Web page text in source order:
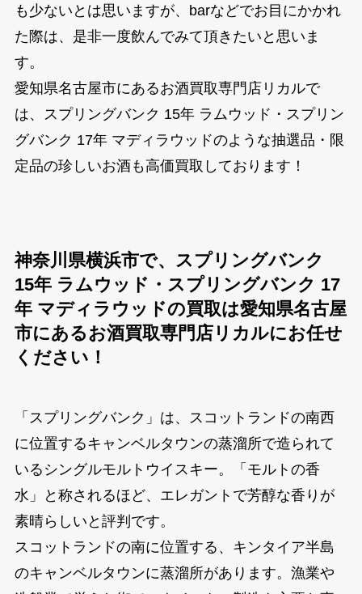
も少ないとは思いますが、barなどでお目にかかれ
た際は、是非一度飲んでみて頂きたいと思いま
す。
愛知県名古屋市にあるお酒買取専門店リカルで
は、スプリングバンク 15年 ラムウッド・スプリン
グバンク 17年 マディラウッドのような抽選品・限
定品の珍しいお酒も高価買取しております！
神奈川県横浜市で、スプリングバンク
15年 ラムウッド・スプリングバンク 17
年 マディラウッドの買取は愛知県名古屋
市にあるお酒買取専門店リカルにお任せ
ください！
「スプリングバンク」は、スコットランドの南西
に位置するキャンベルタウンの蒸溜所で造られて
いるシングルモルトウイスキー。「モルトの香
水」と称されるほど、エレガントで芳醇な香りが
素晴らしいと評判です。
スコットランドの南に位置する、キンタイア半島
のキャンベルタウンに蒸溜所があります。漁業や